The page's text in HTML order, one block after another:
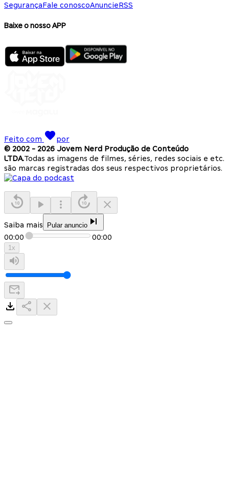
SegurançaFale conoscoAnuncieRSS
Baixe o nosso APP
Feito com
por
© 2002 - 2026 Jovem Nerd Produção de Conteúdo
LTDA.Todas as imagens de filmes, séries, redes sociais e etc.
são marcas registradas dos seus respectivos proprietários.
Saiba mais Pular anuncio
00:00 00:00
1x